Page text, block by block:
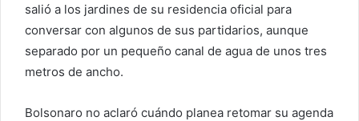
salió a los jardines de su residencia oficial para
conversar con algunos de sus partidarios, aunque
separado por un pequeño canal de agua de unos tres
metros de ancho.
Bolsonaro no aclaró cuándo planea retomar su agenda